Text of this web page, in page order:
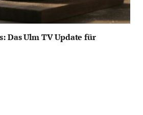
Das Ulm TV Update für